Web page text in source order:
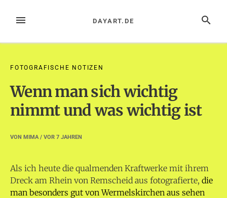
InhaltMENÜ SUCHE
DAYART.DE
FOTOGRAFISCHE NOTIZEN
Wenn man sich wichtig
nimmt und was wichtig ist
VON MIMA/ VOR 7 JAHREN
Als ich heute die qualmenden Kraftwerke mit ihrem
Dreck am Rhein von Remscheid aus fotografierte, die
man besonders gut von Wermelskirchen aus sehen